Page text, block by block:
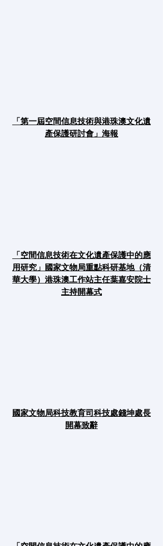
「第一屆空間信息技術與港珠澳文化遺
產保護研討會」海報
「空間信息技術在文化遺產保護中的應
用研究」國家文物局重點科研基地（清
華大學）港珠澳工作站主任葉嘉安院士
主持開幕式
國家文物局科技教育司科技處錢坤處長
開幕致辭